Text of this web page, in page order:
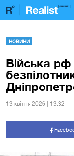
НОВИНИ
Війська рф
13 квiтня 2026 | 13:32